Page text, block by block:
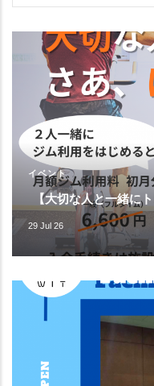
イベント
【大切な人と一緒に
29 Jul 26